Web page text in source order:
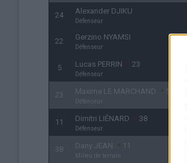
24 Alexander DJIKU
Défenseur
22 Gerzino NYAMSI
Défenseur
5 Lucas PERRIN 23
Défenseur
23 Maxime LE MARCHAND 5
Défenseur
11 Dimitri LIÉNARD 38
Défenseur
38 Dany JEAN 11
Milieu de terrain